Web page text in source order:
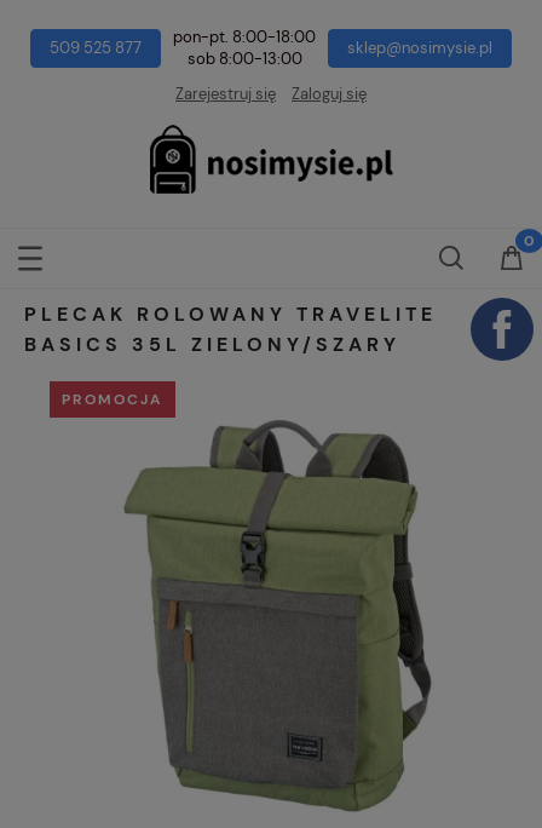
509 525 877
pon-pt. 8:00-18:00
sob 8:00-13:00
sklep@nosimysie.pl
Zarejestruj się Zaloguj się
PLECAK ROLOWANY TRAVELITE
BASICS 35L ZIELONY/SZARY
PROMOCJA